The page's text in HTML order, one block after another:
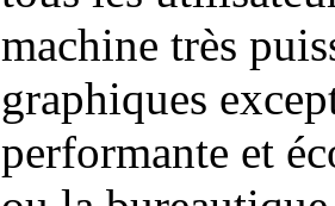
machine très
graphiques
performante et